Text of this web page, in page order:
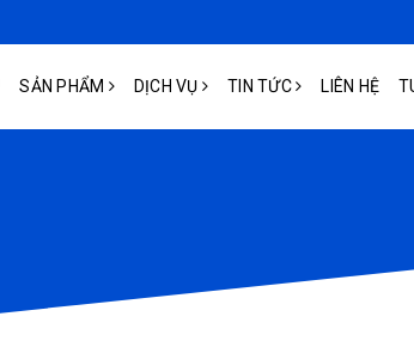
SẢN PHẨM DỊCH VỤ TIN TỨC LIÊN HỆ